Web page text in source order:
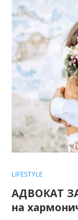
LIFESTYLE
АДВОКАТ
на